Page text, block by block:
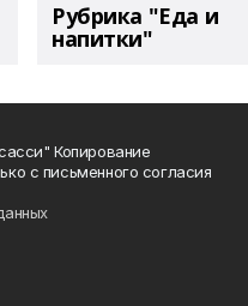
Рубрика "Еда и
напитки"
Копирование
с письменного согласия